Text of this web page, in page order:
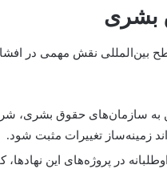
بین‌المللی نقش مهمی در
به سازمان‌های حقوق بشری،
زمینه‌ساز تغییرات مثبت شود.
در پروژه‌های این